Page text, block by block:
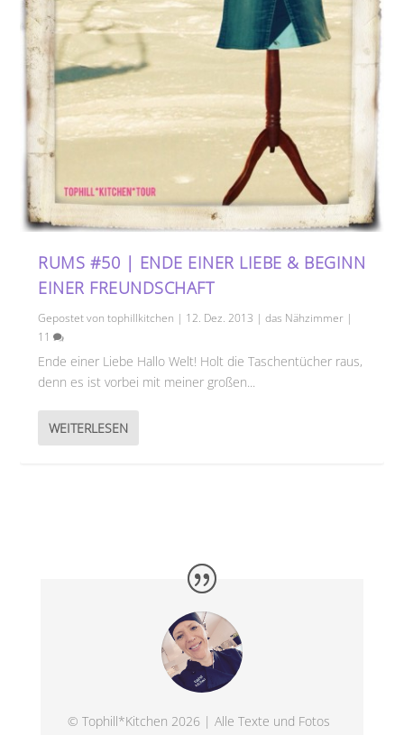
RUMS #50 | ENDE EINER LIEBE & BEGINN
EINER FREUNDSCHAFT
Gepostet vontophillkitchen | 12. Dez. 2013 |das Nähzimmer |
11
Ende einer Liebe Hallo Welt! Holt die Taschentücher raus,
denn es ist vorbei mit meiner großen...
WEITERLESEN
© Tophill*Kitchen 2026 | Alle Texte und Fotos